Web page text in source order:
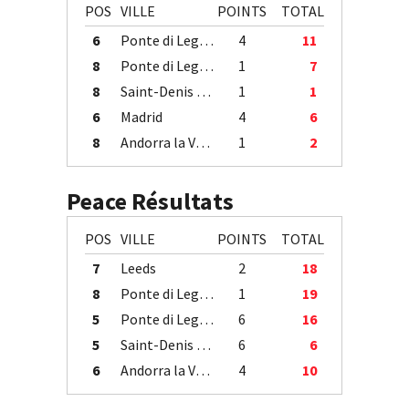
POS VILLE POINTS
TOTAL
6
Ponte di Legno 4
11
8
Ponte di Legno 1
7
8
Saint-Denis / Île de la Réunion 1
1
6
Madrid 4
6
8
Andorra la Vella 1 2
Peace Résultats
POS VILLE POINTS
TOTAL
7
Leeds 2
18
8
Ponte di Legno 1
19
5
Ponte di Legno 6
16
5
Saint-Denis / Île de la Réunion 6
6
6
Andorra la Vella 4 10